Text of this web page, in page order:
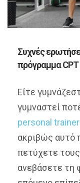
Συχνές
πρόγραμμα CPT
Είτε
γυμναστεί
personal trainer
ακριβώς αυτό
πετύχετε
ανεβάσετε τη